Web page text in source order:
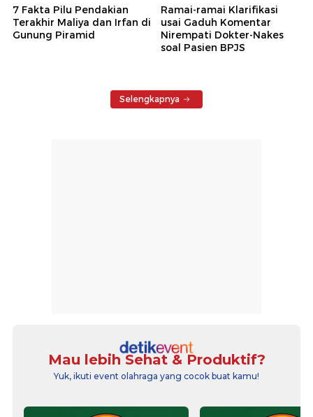
7 Fakta Pilu Pendakian
Terakhir Maliya dan Irfan di
Gunung Piramid
Ramai-ramai Klarifikasi
usai Gaduh Komentar
Nirempati Dokter-Nakes
soal Pasien BPJS
Selengkapnya
Mau lebih Sehat & Produktif?
Yuk, ikuti event olahraga yang cocok buat kamu!